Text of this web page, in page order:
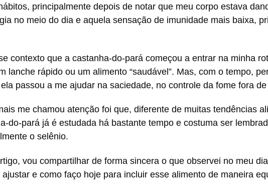
principalmente depois de notar que meu corpo estava
no meio do dia e aquela sensação de imunidade mais baixa,
contexto que a castanha-do-pará começou a entrar na minha
lanche rápido ou um alimento “saudável”. Mas, com o tempo,
passou a me ajudar na saciedade, no controle da fome fora
me chamou atenção foi que, diferente de muitas tendências
do-pará já é estudada há bastante tempo e costuma ser
o selênio.
vou compartilhar de forma sincera o que observei no meu
ajustar e como faço hoje para incluir esse alimento de maneira